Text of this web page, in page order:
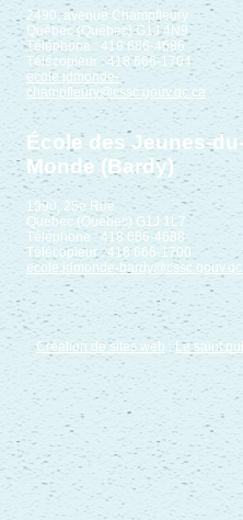
2490, avenue Champfleury
Québec (Québec) G1J 4N9
Téléphone : 418 686-4686
Télécopieur : 418 666-1704
ecole.jdmonde-
champfleury@cssc.gouv.qc.ca
École des Jeunes-
Monde (Bardy)
1990, 25e Rue
Québec (Québec) G1J 1L7
Téléphone : 418 686-4688
Télécopieur : 418 666-1700
ecole.jdmonde-
Création de sites web : Le saint